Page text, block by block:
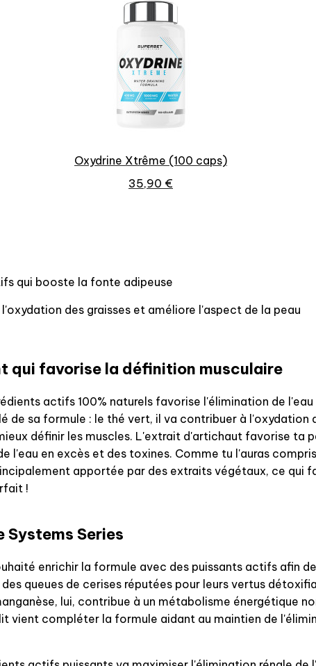
Aperçu rapide
Oxydrine Xtrême (100 caps)
35,90 €
qui booste la fonte adipeuse
des graisses et améliore l'aspect de la peau
qui favorise la définition musculaire
actifs 100% naturels favorise l'élimination de
de sa formule : le thé vert, il va contribuer à l'oxydation
définir les muscles. L'extrait d'artichaut favorise ta
l'eau en excès et des toxines. Comme tu l'auras
apportée par des extraits végétaux, ce qui
!
Systems Series
enrichir la formule avec des puissants actifs afin
queues de cerises réputées pour leurs vertus
lui, contribue à un métabolisme énergétique
vient compléter la formule aidant au maintien de